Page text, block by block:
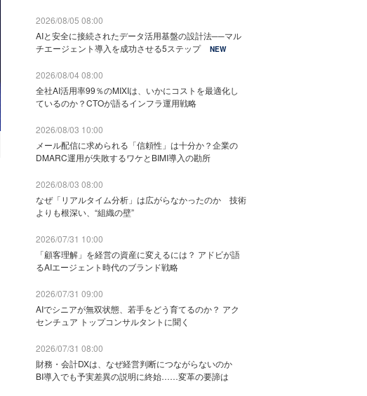
2026/08/05 08:00
AIと安全に接続されたデータ活用基盤の設計法──マル
チエージェント導入を成功させる5ステップ
NEW
2026/08/04 08:00
全社AI活用率99％のMIXIは、いかにコストを最適化し
ているのか？CTOが語るインフラ運用戦略
2026/08/03 10:00
メール配信に求められる「信頼性」は十分か？企業の
DMARC運用が失敗するワケとBIMI導入の勘所
2026/08/03 08:00
なぜ「リアルタイム分析」は広がらなかったのか 技術
よりも根深い、“組織の壁”
2026/07/31 10:00
「顧客理解」を経営の資産に変えるには？ アドビが語
るAIエージェント時代のブランド戦略
2026/07/31 09:00
AIでシニアが無双状態、若手をどう育てるのか？ アク
センチュア トップコンサルタントに聞く
2026/07/31 08:00
財務・会計DXは、なぜ経営判断につながらないのか
BI導入でも予実差異の説明に終始……変革の要諦は